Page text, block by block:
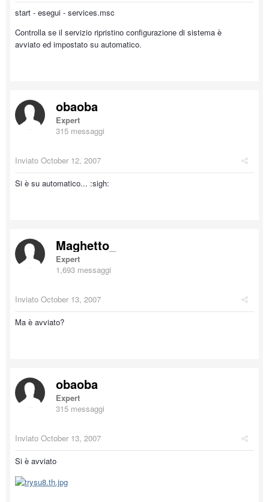
start - esegui - services.msc
Controlla se il servizio ripristino configurazione di sistema è
avviato ed impostato su automatico.
obaoba
Expert
315 messaggi
Inviato October 12, 2007
Si è su automatico... :sigh:
Maghetto_
Expert
1,693 messaggi
Inviato October 13, 2007
Ma è avviato?
obaoba
Expert
315 messaggi
Inviato October 13, 2007
Si è avviato